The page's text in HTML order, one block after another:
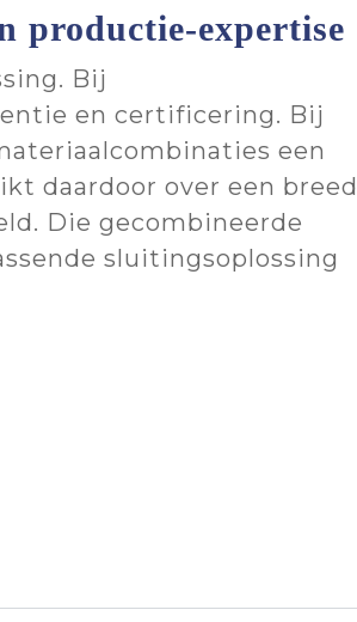
productie-expertise
Bij
en certificering. Bij
een
daardoor over een breed
Die gecombineerde
sluitingsoplossing